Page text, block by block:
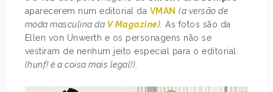
aparecerem num editorial da VMAN (a versão de
moda masculina da V Magazine) . As fotos são da
Ellen von Unwerth e os personagens não se
vestiram de nenhum jeito especial para o editorial
(hunf! é a coisa mais legal!)
POST ANTERIOR
OVERDOSE: FLORES
PRÓXIMO POST
O QUE ELES PENSAM
SOBRE ESTILOS - PARTE…